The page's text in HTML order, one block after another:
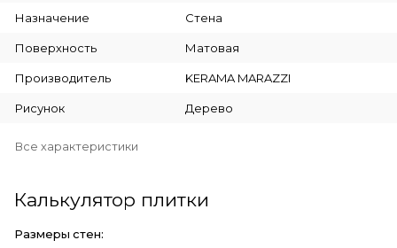
Назначение Стена
Поверхность Матовая
Производитель KERAMA MARAZZI
Рисунок Дерево
Все характеристики
Калькулятор плитки
Размеры стен: